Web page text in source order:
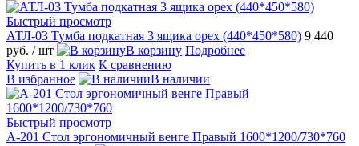
Быстрый просмотр
АТЛ-03 Тумба подкатная 3 ящика орех (440*450*580) 9 440
руб. / шт В корзину Подробнее
Купить в 1 клик К сравнению
В избранное
В наличии
Быстрый просмотр
А-201 Стол эргономичный венге Правый 1600*1200/730*760